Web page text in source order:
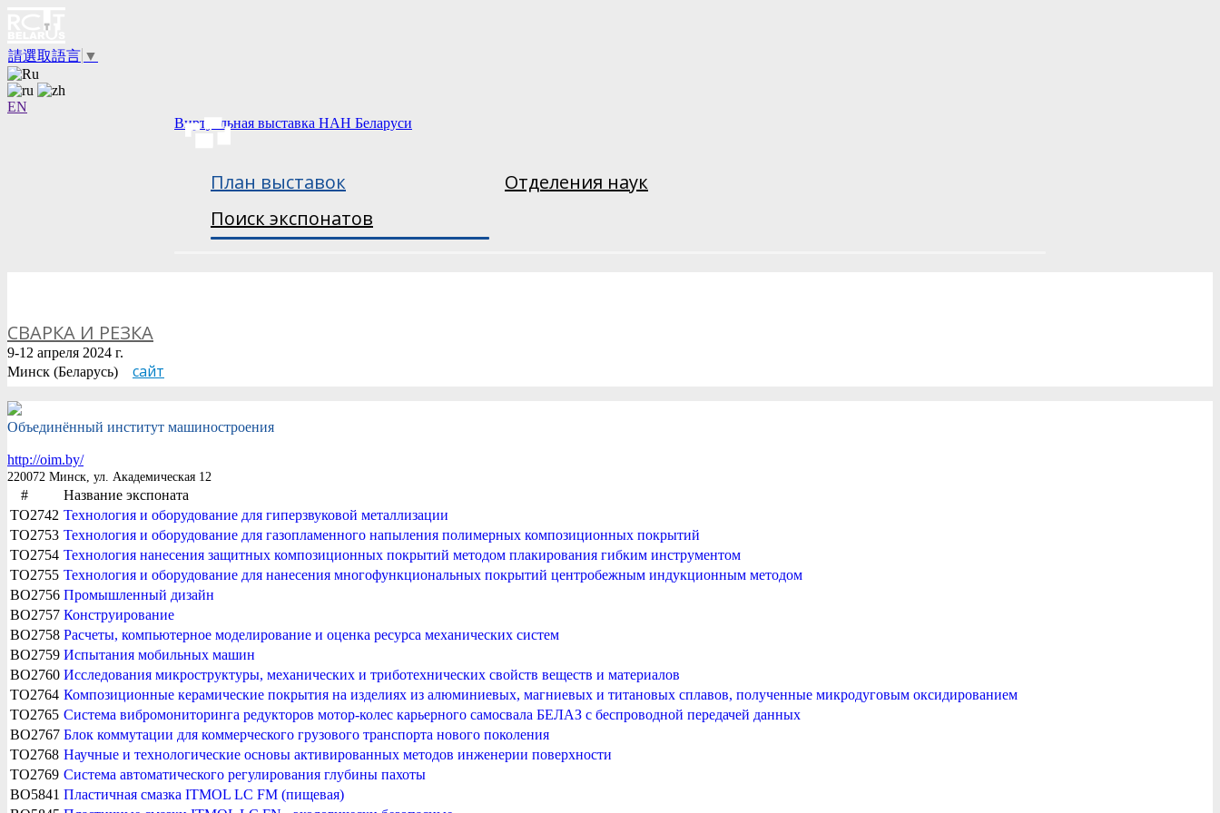
請選取語言 ▼
EN
Виртуальная выставка НАН Беларуси
План выставок
Отделения наук
Поиск экспонатов
СВАРКА И РЕЗКА
9-12 апреля 2024 г.
Минск (Беларусь) сайт
Объединённый институт машиностроения
http://oim.by/
220072 Минск, ул. Академическая 12
#
Название экспоната
TO2742 Технология и оборудование для гиперзвуковой металлизации
TO2753 Технология и оборудование для газопламенного напыления полимерных композиционных покрытий
TO2754 Технология нанесения защитных композиционных покрытий методом плакирования гибким инструментом
TO2755 Технология и оборудование для нанесения многофункциональных покрытий центробежным индукционным методом
BO2756 Промышленный дизайн
BO2757 Конструирование
BO2758 Расчеты, компьютерное моделирование и оценка ресурса механических систем
BO2759 Испытания мобильных машин
BO2760 Исследования микроструктуры, механических и триботехнических свойств веществ и материалов
TO2764 Композиционные керамические покрытия на изделиях из алюминиевых, магниевых и титановых сплавов, полученные микродуговым оксидированием
TO2765 Система вибромониторинга редукторов мотор-колес карьерного самосвала БЕЛАЗ с беспроводной передачей данных
BO2767 Блок коммутации для коммерческого грузового транспорта нового поколения
TO2768 Научные и технологические основы активированных методов инженерии поверхности
TO2769 Система автоматического регулирования глубины пахоты
BO5841 Пластичная смазка ITMOL LC FM (пищевая)